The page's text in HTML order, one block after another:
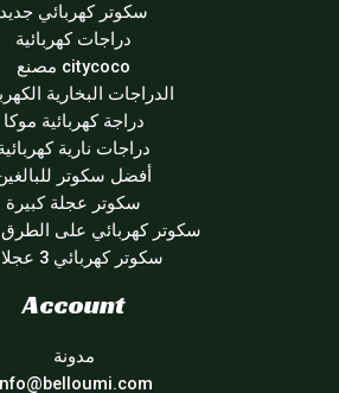
سكوتر كهربائي جديد
دراجات كهربائية
citycoco مصنع
الدراجات البخارية
دراجة كهربائية موكا
دراجات نارية
أفضل سكوتر
سكوتر عجلة كبيرة
سكوتر كهربائي على الطرق
سكوتر كهربائي 3 عجلات
Account
مدونة